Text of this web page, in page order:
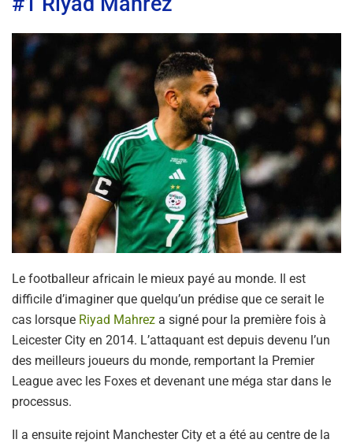
Le footballeur africain le mieux payé au monde. Il est
difficile d’imaginer que quelqu’un prédise que ce serait le
cas lorsque Riyad Mahrez a signé pour la première fois à
Leicester City en 2014. L’attaquant est depuis devenu l’un
des meilleurs joueurs du monde, remportant la Premier
League avec les Foxes et devenant une méga star dans le
processus.
Il a ensuite rejoint Manchester City et a été au centre de la